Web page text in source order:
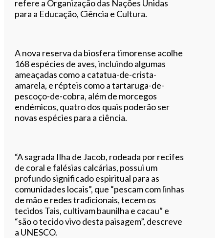
refere a Organização das Nações Unidas
para a Educação, Ciência e Cultura.
A nova reserva da biosfera timorense acolhe
168 espécies de aves, incluindo algumas
ameaçadas como a catatua-de-crista-
amarela, e répteis como a tartaruga-de-
pescoço-de-cobra, além de morcegos
endémicos, quatro dos quais poderão ser
novas espécies para a ciência.
“A sagrada Ilha de Jacob, rodeada por recifes
de coral e falésias calcárias, possui um
profundo significado espiritual para as
comunidades locais”, que “pescam com linhas
de mão e redes tradicionais, tecem os
tecidos Tais, cultivam baunilha e cacau” e
“são o tecido vivo desta paisagem”, descreve
a UNESCO.